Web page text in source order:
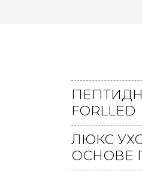
FORLLED
ЛЮКС
ОСНОВЕ